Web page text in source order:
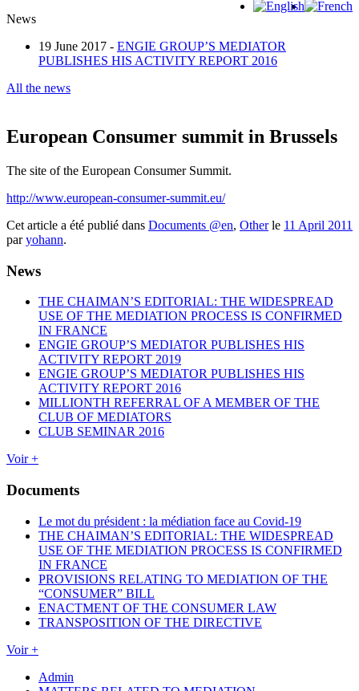
News
19 June 2017 - ENGIE GROUP’S MEDIATOR
PUBLISHES HIS ACTIVITY REPORT 2016
All the news
European Consumer summit in Brussels
The site of the European Consumer Summit.
http://www.european-consumer-summit.eu/
Cet article a été publié dans Documents @en, Otherle 11 April 2011
paryohann.
News
THE CHAIMAN’S EDITORIAL: THE WIDESPREAD
USE OF THE MEDIATION PROCESS IS CONFIRMED
IN FRANCE
ENGIE GROUP’S MEDIATOR PUBLISHES HIS
ACTIVITY REPORT 2019
ENGIE GROUP’S MEDIATOR PUBLISHES HIS
ACTIVITY REPORT 2016
MILLIONTH REFERRAL OF A MEMBER OF THE
CLUB OF MEDIATORS
CLUB SEMINAR 2016
Voir +
Documents
Le mot du président : la médiation face au Covid-19
THE CHAIMAN’S EDITORIAL: THE WIDESPREAD
USE OF THE MEDIATION PROCESS IS CONFIRMED
IN FRANCE
PROVISIONS RELATING TO MEDIATION OF THE
“CONSUMER” BILL
ENACTMENT OF THE CONSUMER LAW
TRANSPOSITION OF THE DIRECTIVE
Voir +
Admin